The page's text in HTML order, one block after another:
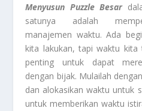
Menyusun Puzzle Besar
satunya adalah
manajemen waktu. Ada
kita lakukan, tapi waktu kita
penting untuk dapat
dengan bijak. Mulailah
dan alokasikan waktu untuk
untuk memberikan waktu